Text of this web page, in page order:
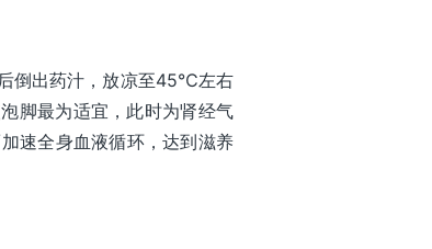
倒出药汁，放凉至45℃左右
脚最为适宜，此时为肾经气
速全身血液循环，达到滋养